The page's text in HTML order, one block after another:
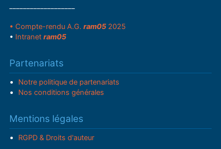
• Compte-rendu A.G.ram05 2025
• Intranetram05
Partenariats
Notre politique de partenariats
Nos conditions générales
Mentions légales
RGPD & Droits d'auteur